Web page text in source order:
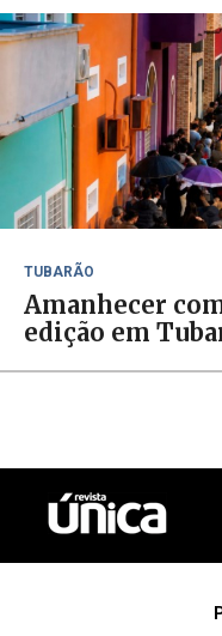
TUBARÃO
Amanhecer
edição em